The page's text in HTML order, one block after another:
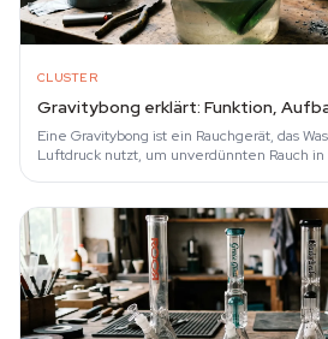
CLUSTER
Gravitybong erklärt: Funktion,
Eine Gravitybong ist ein Rauchgerät, das
Luftdruck nutzt, um unverdünnten Rauch